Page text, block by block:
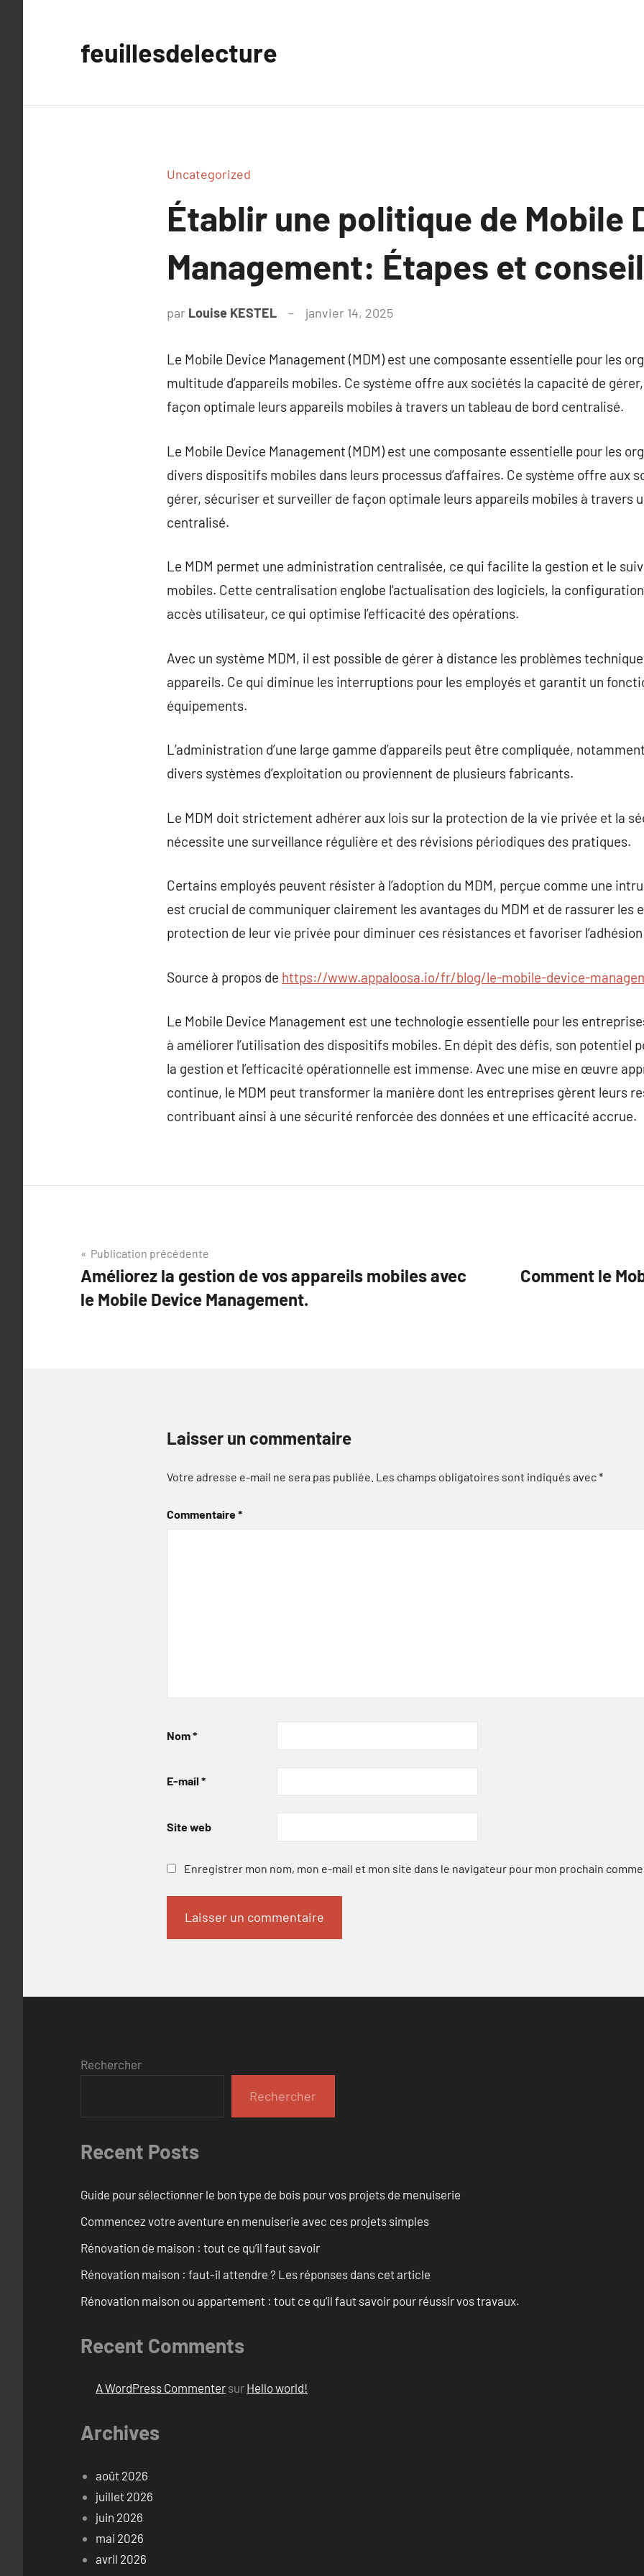
feuillesdelecture
Uncategorized
Établir une politique de Mobile
Management: Étapes et
par Louise KESTEL janvier 14, 2025
Le Mobile Device Management (MDM) est une composante essentielle pour les
multitude d’appareils mobiles. Ce système offre aux sociétés la capacité de
façon optimale leurs appareils mobiles à travers un tableau de bord centralisé.
Le Mobile Device Management (MDM) est une composante essentielle pour les
divers dispositifs mobiles dans leurs processus d’affaires. Ce système offre aux
gérer, sécuriser et surveiller de façon optimale leurs appareils mobiles à travers
centralisé.
Le MDM permet une administration centralisée, ce qui facilite la gestion et le
mobiles. Cette centralisation englobe l’actualisation des logiciels, la
accès utilisateur, ce qui optimise l’efficacité des opérations.
Avec un système MDM, il est possible de gérer à distance les problèmes
appareils. Ce qui diminue les interruptions pour les employés et garantit un
équipements.
L’administration d’une large gamme d’appareils peut être compliquée,
divers systèmes d’exploitation ou proviennent de plusieurs fabricants.
Le MDM doit strictement adhérer aux lois sur la protection de la vie privée et la
nécessite une surveillance régulière et des révisions périodiques des pratiques.
Certains employés peuvent résister à l’adoption du MDM, perçue comme une
est crucial de communiquer clairement les avantages du MDM et de rassurer les
protection de leur vie privée pour diminuer ces résistances et favoriser
Source à propos de https://www.appaloosa.io/fr/blog/le-mobile-device-
Le Mobile Device Management est une technologie essentielle pour les
à améliorer l’utilisation des dispositifs mobiles. En dépit des défis, son potentiel
la gestion et l’efficacité opérationnelle est immense. Avec une mise en œuvre
continue, le MDM peut transformer la manière dont les entreprises gèrent leurs
contribuant ainsi à une sécurité renforcée des données et une efficacité accrue.
Navigation
de
l’article
Publication précédente
Améliorez la gestion de vos appareils mobiles avec
le Mobile Device Management.
Comment le
Laisser un commentaire
Votre adresse e-mail ne sera pas publiée. Les champs obligatoires sont indiqués avec*
Commentaire*
Nom*
E-mail *
Site web
Enregistrer mon nom, mon e-mail et mon site dans le navigateur pour mon prochain
Rechercher
Rechercher
Recent Posts
Guide pour sélectionner le bon type de bois pour vos projets de menuiserie
Commencez votre aventure en menuiserie avec ces projets simples
Rénovation de maison : tout ce qu’il faut savoir
Rénovation maison : faut-il attendre ? Les réponses dans cet article
Rénovation maison ou appartement : tout ce qu’il faut savoir pour réussir vos travaux.
Recent Comments
A WordPress Commenter sur Hello world!
Archives
août 2026
juillet 2026
juin 2026
mai 2026
avril 2026